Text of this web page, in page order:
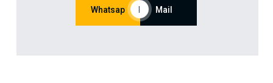
Whatsap Mail